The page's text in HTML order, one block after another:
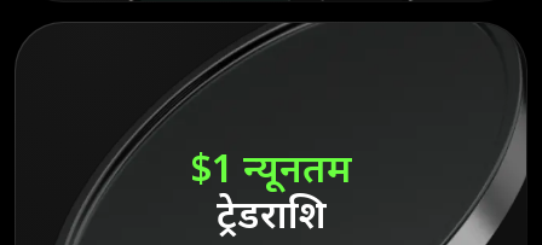
$1 न्यूनतम
ट्रेडराशि